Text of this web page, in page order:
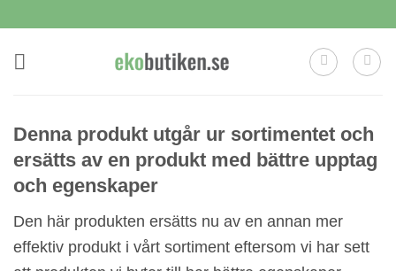
to
content
Denna produkt utgår ur sortimentet och
ersätts av en produkt med bättre upptag
och egenskaper
Den här produkten ersätts nu av en annan mer
effektiv produkt i vårt sortiment eftersom vi har sett